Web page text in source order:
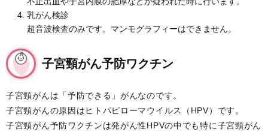
乳がん検診
超音波検査のみです。マンモグラフィーはできません。
子宮頸がん予防ワクチン
子宮頸がんは「予防できる」がんなのです。
子宮頸がんの原因はヒトパピローマウイルス（HPV）です。
子宮頸がん予防ワクチンは発がん性HPVの中でも特に子宮頸がん